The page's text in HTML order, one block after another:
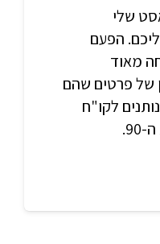
שלי
הפעם
מאוד
של פרטים שהם
לקו"ח